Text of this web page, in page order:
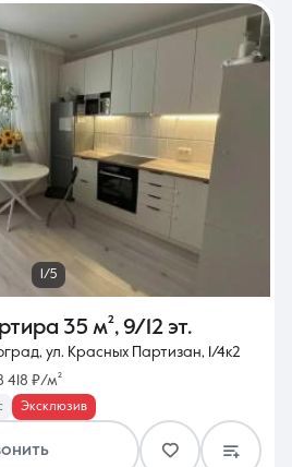
1/5
35 м², 9/12 эт.
ул. Красных Партизан, 1/4к2
418 ₽/м²
Эксклюзив